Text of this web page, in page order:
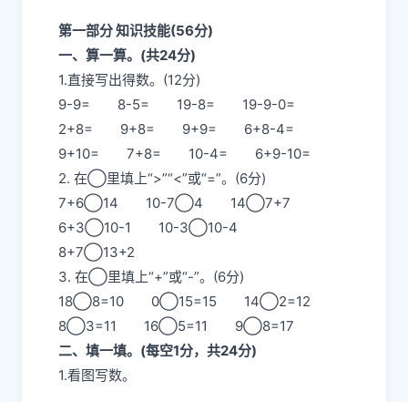
第一部分 知识技能(56分)
一、算一算。(共24分)
1.直接写出得数。(12分)
9-9= 8-5= 19-8= 19-9-0=
2+8= 9+8= 9+9= 6+8-4=
9+10= 7+8= 10-4= 6+9-10=
2. 在◯里填上“>”“<”或“=”。(6分)
7+6◯14 10-7◯4 14◯7+7
6+3◯10-1 10-3◯10-4
8+7◯13+2
3. 在◯里填上“+”或“-”。(6分)
18◯8=10 0◯15=15 14◯2=12
8◯3=11 16◯5=11 9◯8=17
二、填一填。(每空1分，共24分)
1.看图写数。